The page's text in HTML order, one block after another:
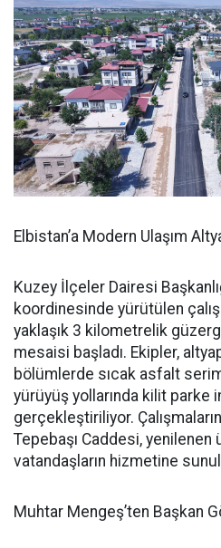
Elbistan’a Modern Ulaşım
Kuzey İlçeler Dairesi
koordinesinde yürütülen
yaklaşık 3 kilometrelik
mesaisi başladı. Ekipler,
bölümlerde sıcak asfalt
yürüyüş yollarında kilit parke
gerçekleştiriliyor.
Tepebaşı Caddesi, yenilenen
vatandaşların hizmetine
Muhtar Mengeş’ten Başkan